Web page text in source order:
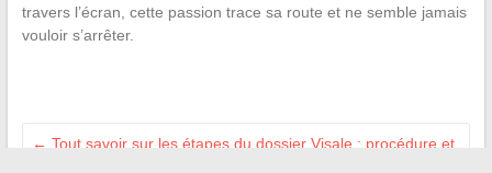
travers l’écran, cette passion trace sa route et ne semble jamais
vouloir s’arrêter.
← Tout savoir sur les étapes du dossier Visale : procédure et